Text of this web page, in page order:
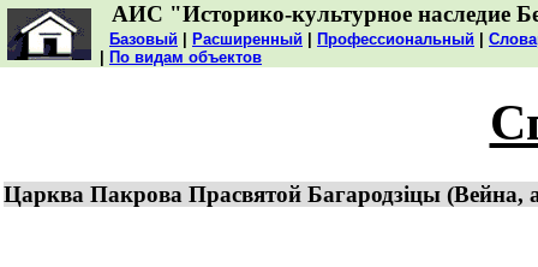
АИС "Историко-культурное наследие
Базовый Расширенный Профессиональный
По видам объектов
Царква Пакрова Прасвятой Багародзіцы (Вейна,